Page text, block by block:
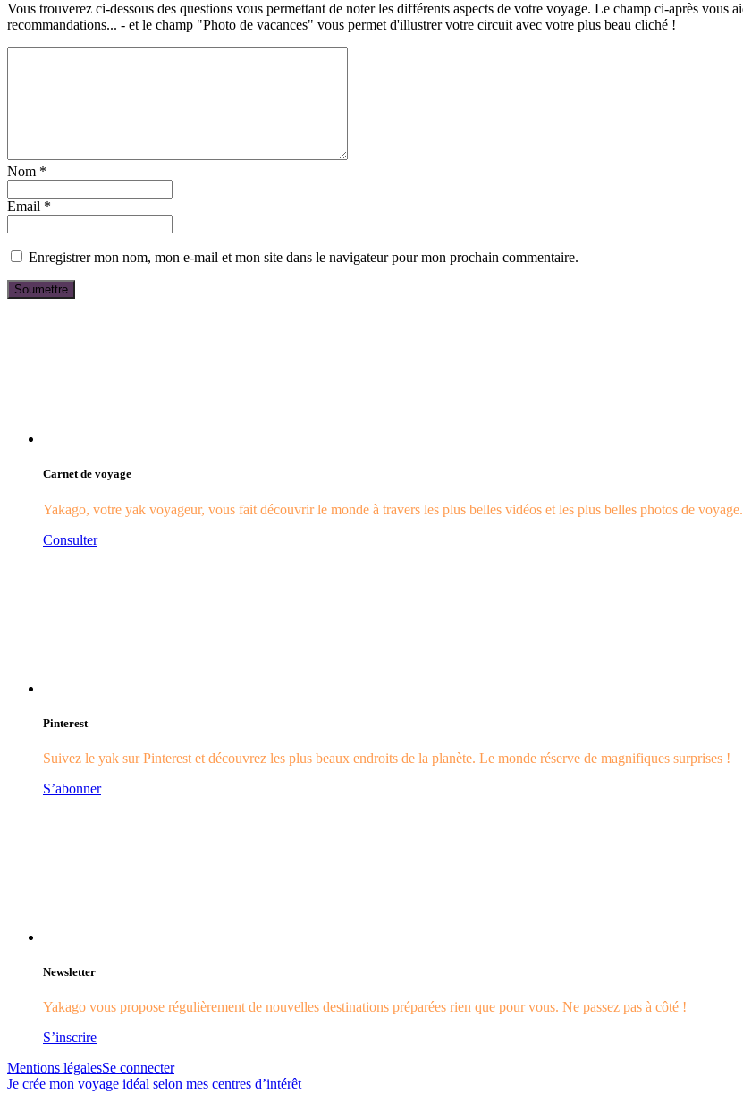
Vous trouverez ci-dessous des questions vous permettant de noter les différents aspects de votre voyage. Le champ ci-après vous
recommandations... - et le champ "Photo de vacances" vous permet d'illustrer votre circuit avec votre plus beau cliché !
Nom *
Email *
Enregistrer mon nom, mon e-mail et mon site dans le navigateur pour mon prochain commentaire.
Carnet de voyage
Yakago, votre yak voyageur, vous fait découvrir le monde à travers les plus belles vidéos et les plus belles photos de voyage.
Consulter
Pinterest
Suivez le yak sur Pinterest et découvrez les plus beaux endroits de la planète. Le monde réserve de magnifiques surprises !
S’abonner
Newsletter
Yakago vous propose régulièrement de nouvelles destinations préparées rien que pour vous. Ne passez pas à côté !
S’inscrire
Mentions légalesSe connecter
Je crée mon voyage idéal selon mes centres d’intérêt